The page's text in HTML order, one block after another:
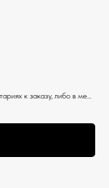
(15р/1г) Вес на выбор. Кол-во укажите в комментариях к заказу, либо в мессенджере администратору, после оформления заявки.